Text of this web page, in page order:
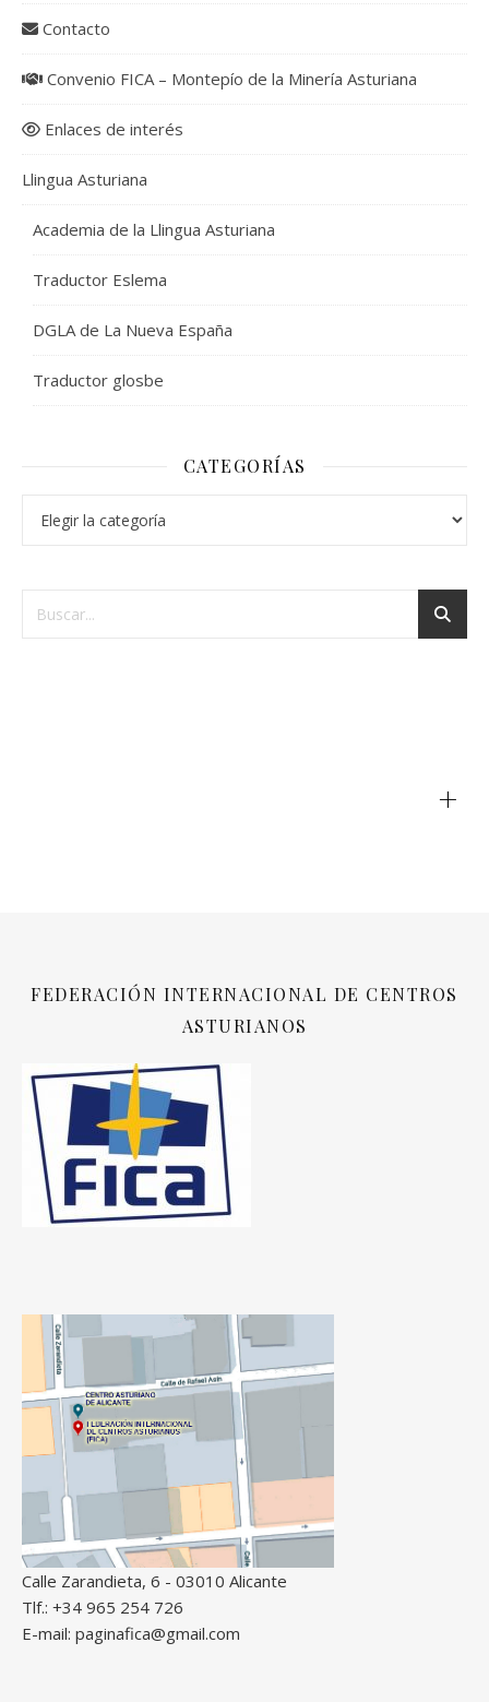
Contacto
Convenio FICA – Montepío de la Minería Asturiana
Enlaces de interés
Llingua Asturiana
Academia de la Llingua Asturiana
Traductor Eslema
DGLA de La Nueva España
Traductor glosbe
CATEGORÍAS
+
FEDERACIÓN INTERNACIONAL DE CENTROS
ASTURIANOS
Calle Zarandieta, 6 - 03010 Alicante
Tlf.: +34 965 254 726
E-mail: paginafica@gmail.com